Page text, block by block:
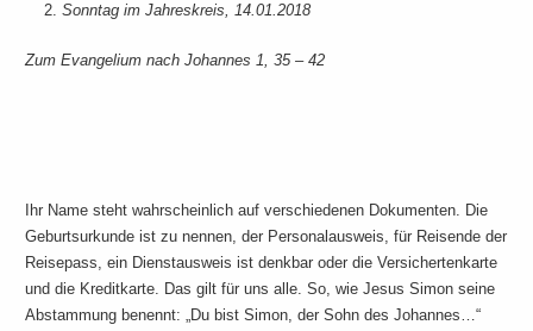
Sonntag im Jahreskreis, 14.01.2018
Zum Evangelium nach Johannes 1, 35 – 42
Ihr Name steht wahrscheinlich auf verschiedenen Dokumenten. Die
Geburtsurkunde ist zu nennen, der Personalausweis, für Reisende der
Reisepass, ein Dienstausweis ist denkbar oder die Versichertenkarte
und die Kreditkarte. Das gilt für uns alle. So, wie Jesus Simon seine
Abstammung benennt: „Du bist Simon, der Sohn des Johannes…“